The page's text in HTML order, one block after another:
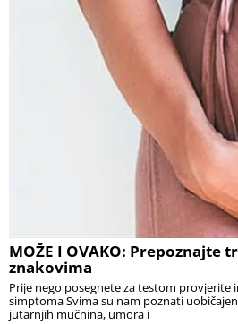
MOŽE I OVAKO: Prepoznajte
znakovima
Prije nego posegnete za testom provjerite
simptoma Svima su nam poznati
jutarnjih mučnina, umora i